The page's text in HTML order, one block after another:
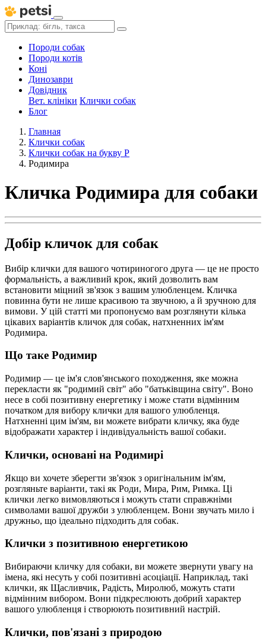
Породи собак
Породи котів
Коні
Динозаври
Довідник
Вет. клініки Клички собак
Блог
Главная
Клички собак
Клички собак на букву Р
Родимира
Кличка Родимира для собаки
Добір кличок для собак
Вибір клички для вашого чотириногого друга — це не просто
формальність, а важливий крок, який дозволить вам
встановити міцний зв'язок з вашим улюбленцем. Кличка
повинна бути не лише красивою та звучною, а й зручною для
вимови. У цій статті ми пропонуємо вам розглянути кілька
цікавих варіантів кличок для собак, натхненних ім'ям
Родимира.
Що таке Родимир
Родимир — це ім'я слов'янського походження, яке можна
перекласти як "родимий світ" або "батьківщина світу". Воно
несе в собі позитивну енергетику і може стати відмінним
початком для вибору клички для вашого улюбленця.
Натхненні цим ім'ям, ви можете вибрати кличку, яка буде
відображати характер і індивідуальність вашої собаки.
Клички, основані на Родимирі
Якщо ви хочете зберегти зв'язок з оригінальним ім'ям,
розгляньте варіанти, такі як Роди, Мира, Рим, Римка. Ці
клички легко вимовляються і можуть стати справжніми
символами вашої дружби з улюбленцем. Вони звучать мило і
дружньо, що ідеально підходить для собак.
Клички з позитивною енергетикою
Вибираючи кличку для собаки, ви можете звернути увагу на
імена, які несуть у собі позитивні асоціації. Наприклад, такі
клички, як Щасливчик, Радість, Миролюб, можуть стати
відмінним вибором. Вони підкреслюють добрий характер
вашого улюбленця і створюють позитивний настрій.
Клички, пов'язані з природою